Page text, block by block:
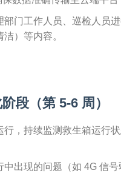
部门工作人员、巡检人员
）等内容。
段（第 5-6 周）
行，持续监测救生箱运行
中出现的问题（如 4G 信